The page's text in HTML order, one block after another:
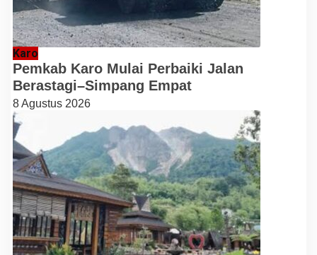
Karo
Pemkab Karo Mulai Perbaiki Jalan
Berastagi–Simpang Empat
8 Agustus 2026